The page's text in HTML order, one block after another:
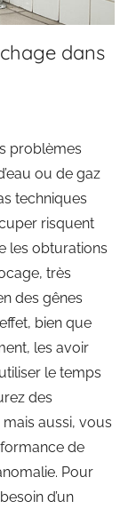
dans
problèmes
ou de gaz
techniques
risquent
les obturations
très
des gênes
bien que
les avoir
le temps
des
aussi, vous
de
Pour
d’un